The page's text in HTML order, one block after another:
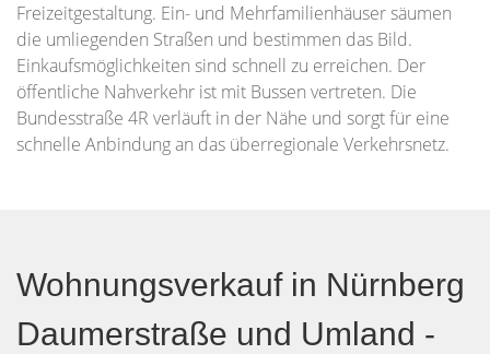
Freizeitgestaltung. Ein- und Mehrfamilienhäuser säumen
die umliegenden Straßen und bestimmen das Bild.
Einkaufsmöglichkeiten sind schnell zu erreichen. Der
öffentliche Nahverkehr ist mit Bussen vertreten. Die
Bundesstraße 4R verläuft in der Nähe und sorgt für eine
schnelle Anbindung an das überregionale Verkehrsnetz.
Wohnungsverkauf in Nürnberg
Daumerstraße und Umland -